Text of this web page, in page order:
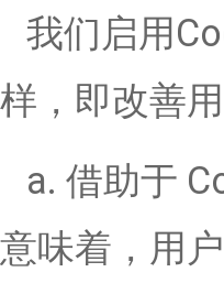
我们启用
样，即改善
a. 借助于
意味着，用